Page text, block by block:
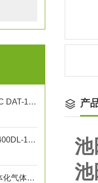
池田屋进口到货爱发科ULVAC DAT-100S干泵
SEN日森灯管到货情况，HL400DL-1 400W紫外线灯管
池田屋新品M&C CSS-V2一体化气体预处理系统
产
池
池